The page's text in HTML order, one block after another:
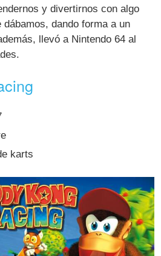
y divertirnos con algo
dábamos, dando forma a un
llevó a Nintendo 64 al
karts